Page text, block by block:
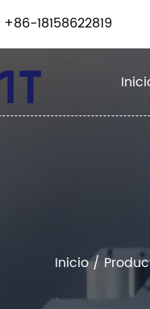
+86-18158622819
Inicio/